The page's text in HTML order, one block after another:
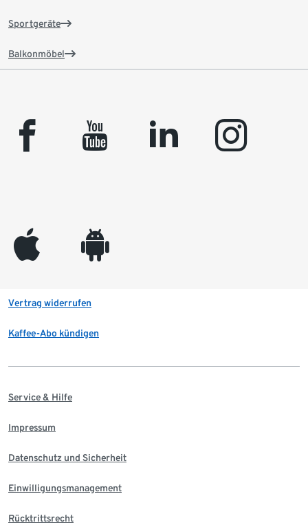
Sportgeräte
Balkonmöbel
facebook youtube linkedin instagram
appleinc android
Vertrag widerrufen
Kaffee-Abo kündigen
Service & Hilfe
Impressum
Datenschutz und Sicherheit
Einwilligungsmanagement
Rücktrittsrecht